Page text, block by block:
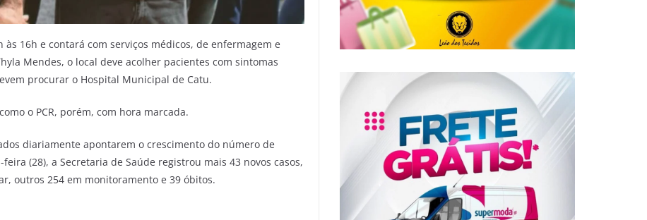
16h e contará com serviços médicos, de enfermagem e
Mendes, o local deve acolher pacientes com sintomas
procurar o Hospital Municipal de Catu.
o PCR, porém, com hora marcada.
diariamente apontarem o crescimento do número de
(28), a Secretaria de Saúde registrou mais 43 novos casos,
outros 254 em monitoramento e 39 óbitos.